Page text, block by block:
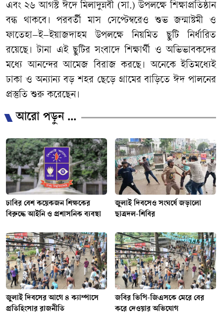
এবং ২৬ আগস্ট ঈদে মিলাদুন্নবী (সা.)উপলক্ষে শিক্ষাপ্রতিষ্ঠান
বন্ধ
থাকবে। পরবর্তী মাস সেপ্টেম্বরেও শুভ জন্মাষ্টমী
ও
ফাতেহা–ই–ইয়াজদাহম উপলক্ষে নিয়মিত ছুটি
নির্ধারিত
রয়েছে। টানা এই ছুটির সংবাদে শিক্ষার্থী ও অভিভাবকদের
মধ্যে আনন্দের আমেজ বিরাজ করছে। অনেকে ইতিমধ্যেই
ঢাকা ও অন্যান্য বড় শহর ছেড়ে গ্রামের বাড়িতে ঈদ পালনের
প্রস্তুতি শুরু করেছেন।
আরো পড়ুন ...
ঢাবির বেশ কয়েকজন শিক্ষকের
বিরুদ্ধে আইনি ও প্রশাসনিক ব্যবস্থা
জুলাই দিবসেও সংঘর্ষে জড়ালো
ছাত্রদল-শিবির
জুলাই দিবসের আগে ৪ ক্যাম্পাসে
প্রতিহিংসার রাজনীতি
জবির ভিপি-জিএসকে মেরে বের
করে দেওয়ার অভিযোগ